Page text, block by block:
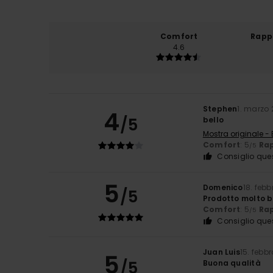
Comfort
4.6
4/5
Stephen1. marzo
bello
Mostra originale -
Comfort: 5/5
Consiglio
5/5 Domenico18.
Prodotto molto
Comfort: 5/5
Consiglio
5/5
Juan Luis15.
Buona qualità